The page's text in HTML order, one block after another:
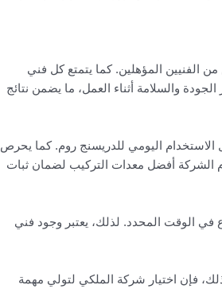
الفنيين المؤهلين. كما يتمتع كل فني
والسلامة أثناء العمل، ما يضمن نتائج
الاستخدام اليومي للدريسنج روم. كما يحرص
الشركة أفضل معدات التركيب لضمان ثبات
في الوقت المحدد. لذلك، يعتبر وجود فني
فإن اختيار شركة الملكي لتولي مهمة